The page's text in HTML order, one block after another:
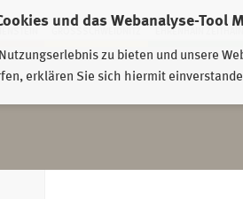
und das Webanalyse-Tool
zu bieten und unsere
erklären Sie sich hiermit
EHRENHAIN ZEITHAIN